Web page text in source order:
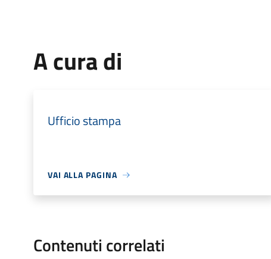
A cura di
Ufficio stampa
VAI ALLA PAGINA
Contenuti correlati